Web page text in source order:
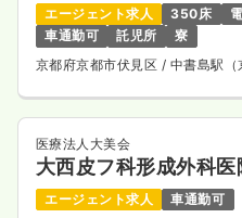
エージェント求人 350床
車通勤可
託児所
寮
京都府京都市伏見区 / 中書島駅（
医療法人大美会
大西皮フ科形成外科
エージェント求人
車通勤可